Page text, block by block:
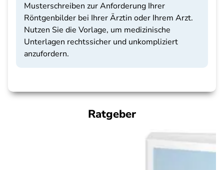
Musterschreiben zur Anforderung Ihrer
Röntgenbilder bei Ihrer Ärztin oder Ihrem Arzt.
Nutzen Sie die Vorlage, um medizinische
Unterlagen rechtssicher und unkompliziert
anzufordern.
Ratgeber